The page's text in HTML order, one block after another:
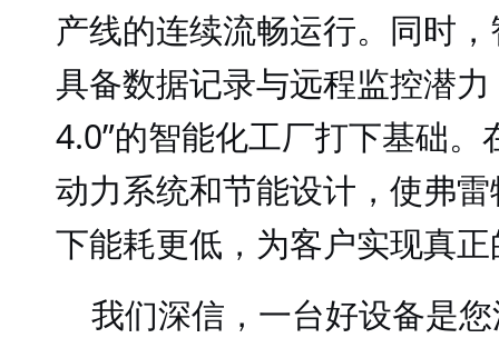
产线的连续流畅运行。同时
具备数据记录与远程监控潜
4.0”的智能化工厂打下基础
动力系统和节能设计，使弗
下能耗更低，为客户实现真
我们深信，一台好设备是